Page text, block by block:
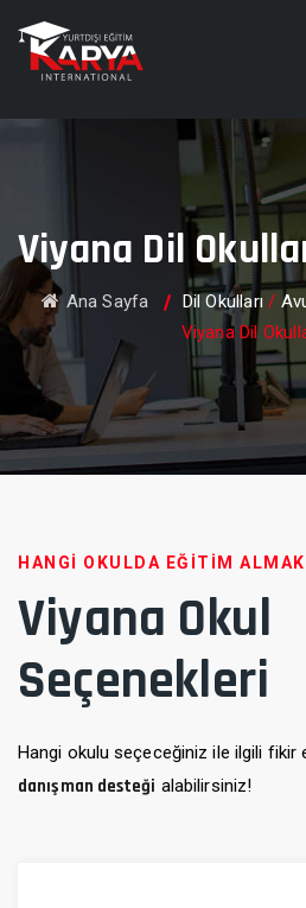
Viyana Dil
Ana Sayfa Dil Okulları /
Viyana Dil
HANGI OKULDA EĞITIM
Viyana Okul
Seçenekleri
Hangi okulu seçeceğiniz ile ilgili fikir
danışman desteği alabilirsiniz!